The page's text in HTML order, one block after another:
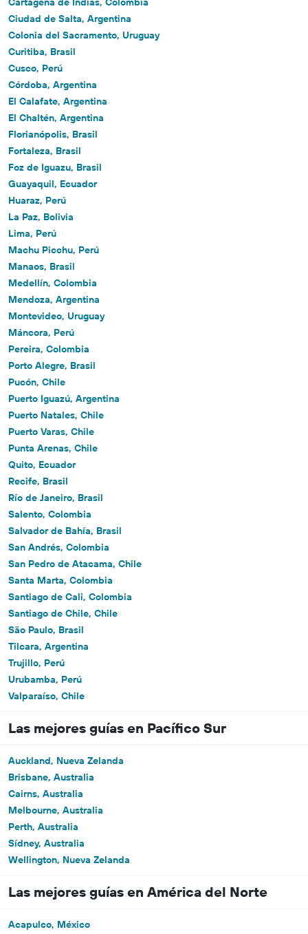
Ciudad de Salta, Argentina
Colonia del Sacramento, Uruguay
Curitiba, Brasil
Cusco, Perú
Córdoba, Argentina
El Calafate, Argentina
El Chaltén, Argentina
Florianópolis, Brasil
Fortaleza, Brasil
Foz de Iguazu, Brasil
Guayaquil, Ecuador
Huaraz, Perú
La Paz, Bolivia
Lima, Perú
Machu Picchu, Perú
Manaos, Brasil
Medellín, Colombia
Mendoza, Argentina
Montevideo, Uruguay
Máncora, Perú
Pereira, Colombia
Porto Alegre, Brasil
Pucón, Chile
Puerto Iguazú, Argentina
Puerto Natales, Chile
Puerto Varas, Chile
Punta Arenas, Chile
Quito, Ecuador
Recife, Brasil
Río de Janeiro, Brasil
Salento, Colombia
Salvador de Bahía, Brasil
San Andrés, Colombia
San Pedro de Atacama, Chile
Santa Marta, Colombia
Santiago de Cali, Colombia
Santiago de Chile, Chile
São Paulo, Brasil
Tilcara, Argentina
Trujillo, Perú
Urubamba, Perú
Valparaíso, Chile
Las mejores guías en Pacífico Sur
Auckland, Nueva Zelanda
Brisbane, Australia
Cairns, Australia
Melbourne, Australia
Perth, Australia
Sídney, Australia
Wellington, Nueva Zelanda
Las mejores guías en América del Norte
Acapulco, México